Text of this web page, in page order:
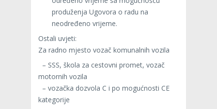
produženja Ugovora o radu na
neodređeno vrijeme.
Ostali uvjeti:
Za radno mjesto vozač komunalnih vozila
– SSS, škola za cestovni promet, vozač
motornih vozila
– vozačka dozvola C i po mogućnosti CE
kategorije